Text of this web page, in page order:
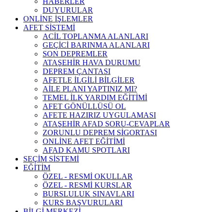
DUYURULAR
ONLİNE İŞLEMLER
AFET SİSTEMİ
ACİL TOPLANMA ALANLARI
GEÇİCİ BARINMA ALANLARI
SON DEPREMLER
ATAŞEHİR HAVA DURUMU
DEPREM ÇANTASI
AFETLE İLGİLİ BİLGİLER
AİLE PLANI YAPTINIZ MI?
TEMEL İLK YARDIM EĞİTİMİ
AFET GÖNÜLLÜSÜ OL
AFETE HAZIRIZ UYGULAMASI
ATAŞEHİR AFAD SORU-CEVAPLAR
ZORUNLU DEPREM SİGORTASI
ONLİNE AFET EĞİTİMİ
AFAD KAMU SPOTLARI
SEÇİM SİSTEMİ
EĞİTİM
ÖZEL - RESMİ OKULLAR
ÖZEL - RESMİ KURSLAR
BURSLULUK SINAVLARI
KURS BAŞVURULARI